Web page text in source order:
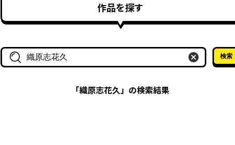
作品を探す
作品名・作家名で探す
検索
「織原志花久」の検索結果